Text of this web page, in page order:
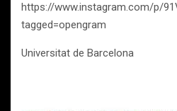
https://www.instagram.com/p/
tagged=opengram
Universitat de Barcelona